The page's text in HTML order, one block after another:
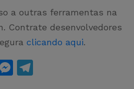
a outras ferramentas na
Contrate desenvolvedores
clicando aqui.
M